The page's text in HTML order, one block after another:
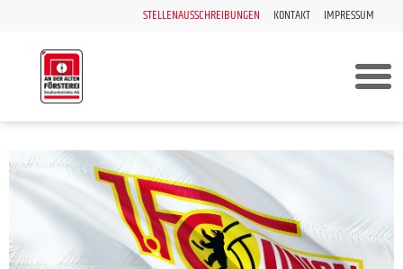
STELLENAUSSCHREIBUNGEN KONTAKT IMPRESSUM